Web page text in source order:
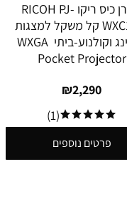
מקרן כיס ריקו RICOH PJ-
WXC1110 קל משקל למצגות
גיימינג וקולנוע-ביתי WXGA
Pocket Projector
₪2,290
(1)
פרטים נוספים